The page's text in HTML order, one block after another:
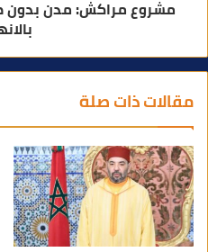
مشروع مراكش: مدن بدون
مقالات ذات صلة